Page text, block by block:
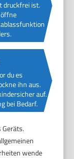
druckfrei ist.
du es
ihn aus.
auf.
bei Bedarf.
Geräts.
wende